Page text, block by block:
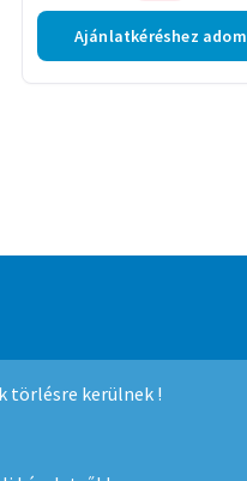
törlésre kerülnek !
Ajánlatkéréshez adom